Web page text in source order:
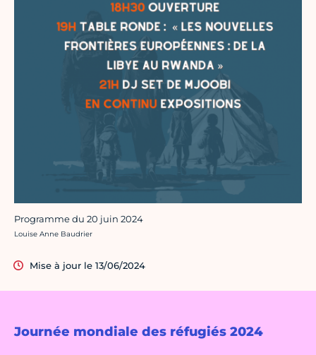
Journée mondiale des réfugiés 2024
Programme du 20 juin 2024
Crédit photo :
Louise Anne Baudrier
Mise à jour le 13/06/2024